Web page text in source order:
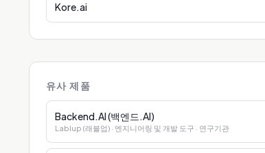
Kore.ai
유사 제품
Backend.AI (백엔드.AI)
Lablup (래블업) · 엔지니어링 및 개발 도구 · 연구기관